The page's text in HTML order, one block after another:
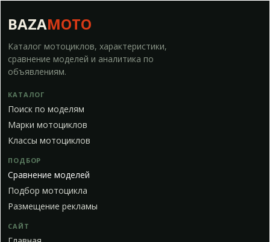
BAZAMOTO
Каталог мотоциклов, характеристики,
сравнение моделей и аналитика по
объявлениям.
КАТАЛОГ
Поиск по моделям
Марки мотоциклов
Классы мотоциклов
ПОДБОР
Сравнение моделей
Подбор мотоцикла
Размещение рекламы
САЙТ